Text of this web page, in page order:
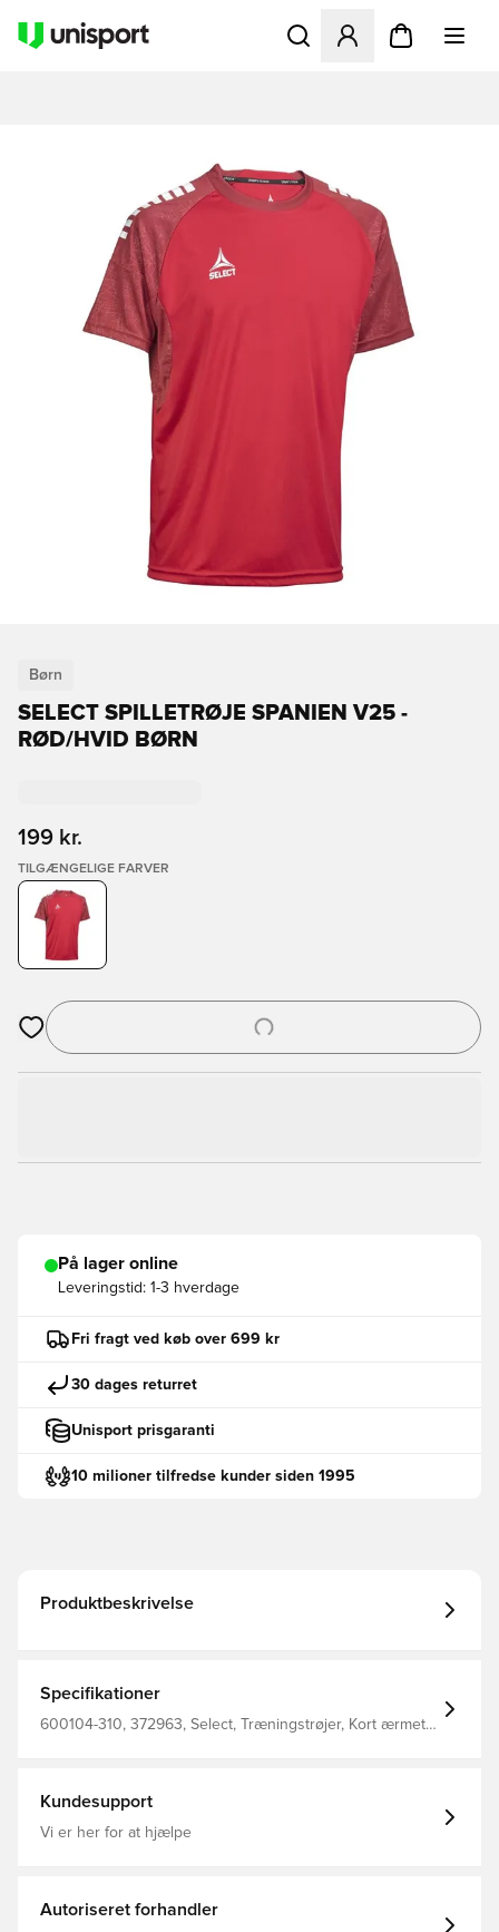
Åbner en Modal til at
Børn
SELECT SPILLETRØJE SPANIEN V25 -
RØD/HVID BØRN
199 kr.
TILGÆNGELIGE FARVER
Åbner en Modal til at logge ind eller tilmelde dig som medlem
På lager online
Leveringstid: 1-3 hverdage
Fri fragt ved køb over 699 kr
30 dages returret
Unisport prisgaranti
10 milioner tilfredse kunder siden 1995
Produktbeskrivelse
Specifikationer
600104-310, 372963, Select, Træningstrøjer, Kort ærmet,
Kundesupport
Vi er her for at hjælpe
Autoriseret forhandler